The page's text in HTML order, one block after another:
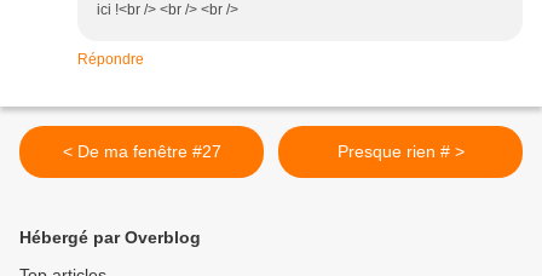
ici !<br /> <br /> <br />
Répondre
< De ma fenêtre #27 Presque rien # >
Hébergé par Overblog